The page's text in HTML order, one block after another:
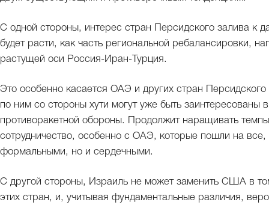
С одной стороны, интерес стран Персидского залива к
будет расти, как часть региональной ребалансировки,
растущей оси Россия-Иран-Турция.
Это особенно касается ОАЭ и других стран
по ним со стороны хути могут уже быть заинтересованы
противоракетной обороны. Продолжит наращивать
сотрудничество, особенно с ОАЭ, которые пошли на
формальными, но и сердечными.
С другой стороны, Израиль не может заменить США в
этих стран, и, учитывая фундаментальные различия,